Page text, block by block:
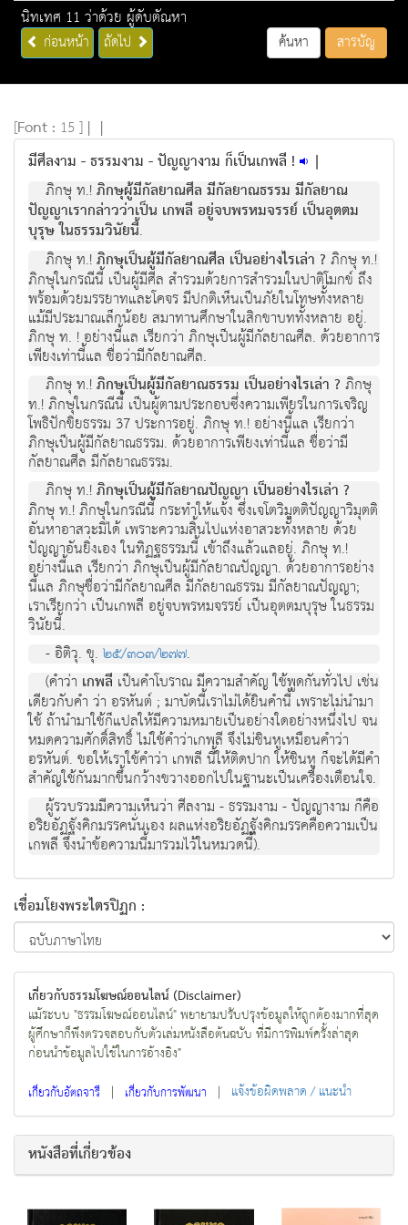
นิทเทศ 11 ว่าด้วย ผู้ดับตัณหา
ก่อนหน้า ถัดไป ค้นหา สารบัญ
[Font : 15 ] | |
มีศีลงาม - ธรรมงาม - ปัญญางาม ก็เป็นเกพลี ! |
ภิกษุ ท.!ภิกษุผู้มีกัลยาณศีล มีกัลยาณธรรม มีกัลยาณ
ปัญญาเรากล่าวว่าเป็น เกพลี อยู่จบพรหมจรรย์ เป็นอุตตม
บุรุษ ในธรรมวินัยนี้.
ภิกษุ ท.!ภิกษุเป็นผู้มีกัลยาณศีล เป็นอย่างไรเล่า ? ภิกษุ ท.!
ภิกษุในกรณีนี้ เป็นผู้มีศีล สำรวมด้วยการสำรวมในปาติโมกข์ ถึง
พร้อมด้วยมรรยาทและโคจร มีปกติเห็นเป็นภัยในโทษทั้งหลาย
แม้มีประมาณเล็กน้อย สมาทานศึกษาในสิกขาบททั้งหลาย อยู่.
ภิกษุ ท. ! อย่างนี้แล เรียกว่า ภิกษุเป็นผู้มีกัลยาณศีล. ด้วยอาการ
เพียงเท่านี้แล ชื่อว่ามีกัลยาณศีล.
ภิกษุ ท.!ภิกษุเป็นผู้มีกัลยาณธรรม เป็นอย่างไรเล่า ? ภิกษุ
ท.! ภิกษุในกรณีนี้ เป็นผู้ตามประกอบซึ่งความเพียรในการเจริญ
โพธิปักขิยธรรม 37 ประการอยู่. ภิกษุ ท.! อย่างนี้แล เรียกว่า
ภิกษุเป็นผู้มีกัลยาณธรรม. ด้วยอาการเพียงเท่านี้แล ชื่อว่ามี
กัลยาณศีล มีกัลยาณธรรม.
ภิกษุ ท.!ภิกษุเป็นผู้มีกัลยาณปัญญา เป็นอย่างไรเล่า ?
ภิกษุ ท.! ภิกษุในกรณีนี้ กระทำให้แจ้ง ซึ่งเจโตวิมุตติปัญญาวิมุตติ
อันหาอาสวะมิได้ เพราะความสิ้นไปแห่งอาสวะทั้งหลาย ด้วย
ปัญญาอันยิ่งเอง ในทิฏฐธรรมนี้ เข้าถึงแล้วแลอยู่. ภิกษุ ท.!
อย่างนี้แล เรียกว่า ภิกษุเป็นผู้มีกัลยาณปัญญา. ด้วยอาการอย่าง
นี้แล ภิกษุชื่อว่ามีกัลยาณศีล มีกัลยาณธรรม มีกัลยาณปัญญา;
เราเรียกว่า เป็นเกพลี อยู่จบพรหมจรรย์ เป็นอุตตมบุรุษ ในธรรม
วินัยนี้.
- อิติวุ. ขุ.๒๕/๓๐๓/๒๗๗.
(คำว่า เกพลี เป็นคำโบราณ มีความสำคัญ ใช้พูดกันทั่วไป เช่น
เดียวกับคำ ว่า อรหันต์ ; มาบัดนี้เราไม่ได้ยินคำนี้ เพราะไม่นำมา
ใช้ ถ้านำมาใช้ก็แปลให้มีความหมายเป็นอย่างใดอย่างหนึ่งไป จน
หมดความศักดิ์สิทธิ์ ไม่ใช้คำว่าเกพลี จึงไม่ชินหูเหมือนคำว่า
อรหันต์. ขอให้เราใช้คำว่า เกพลี นี้ให้ติดปาก ให้ชินหู ก็จะได้มีคำ
สำคัญใช้กันมากขึ้นกว้างขวางออกไปในฐานะเป็นเครื่องเตือนใจ.
ผู้รวบรวมมีความเห็นว่า ศีลงาม - ธรรมงาม - ปัญญางาม ก็คือ
อริยอัฏฐังคิกมรรคนั่นเอง ผลแห่งอริยอัฏฐังคิกมรรคคือความเป็น
เกพลี จึงนำข้อความนี้มารวมไว้ในหมวดนี้).
เชื่อมโยงพระไตรปิฏก :
เกี่ยวกับธรรมโฆษณ์ออนไลน์ (Disclaimer)
แม้ระบบ "ธรรมโฆษณ์ออนไลน์" พยายามปรับปรุงข้อมูลให้ถูกต้องมากที่สุด
ผู้ศึกษาก็พึงตรวจสอบกับตัวเล่มหนังสือต้นฉบับ ที่มีการพิมพ์ครั้งล่าสุด
ก่อนนำข้อมูลไปใช้ในการอ้างอิง"
เกี่ยวกับอัตถจารี | เกี่ยวกับการพัฒนา | แจ้งข้อผิดพลาด / แนะนำ
หนังสือที่เกี่ยวข้อง